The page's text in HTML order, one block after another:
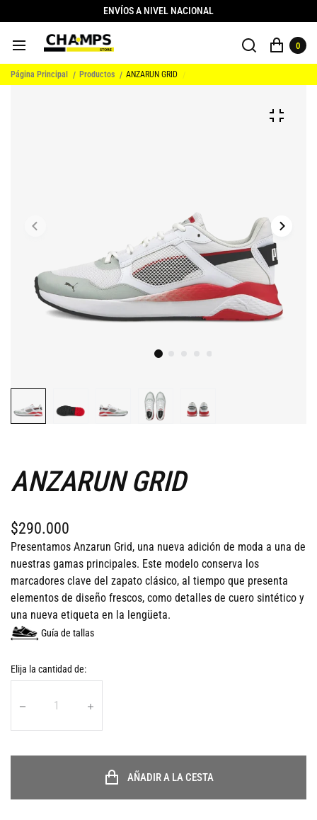
ENVÍOS A NIVEL NACIONAL
0
Página Principal Productos ANZARUN GRID
ANZARUN GRID
$290.000
Presentamos Anzarun Grid, una nueva adición de moda a una de
nuestras gamas principales. Este modelo conserva los
marcadores clave del zapato clásico, al tiempo que presenta
elementos de diseño frescos, como detalles de cuero sintético y
una nueva etiqueta en la lengüeta.
Guía de tallas
Elija la cantidad de:
AÑADIR A LA CESTA